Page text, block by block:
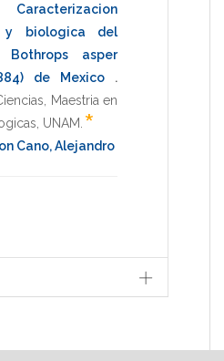
Caracterizacion
y biologica del
Bothrops asper
de Mexico .
Maestria en
UNAM *
Cano, Alejandro